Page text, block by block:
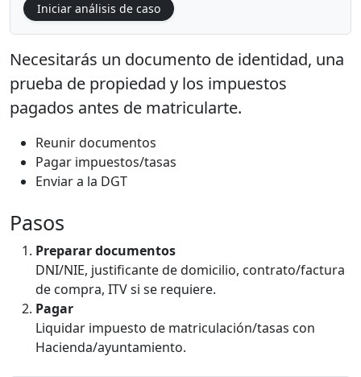
Iniciar análisis de caso
Necesitarás un documento de identidad, una
prueba de propiedad y los impuestos
pagados antes de matricularte.
Reunir documentos
Pagar impuestos/tasas
Enviar a la DGT
Pasos
Preparar documentos
DNI/NIE, justificante de domicilio, contrato/factura
de compra, ITV si se requiere.
Pagar
Liquidar impuesto de matriculación/tasas con
Hacienda/ayuntamiento.